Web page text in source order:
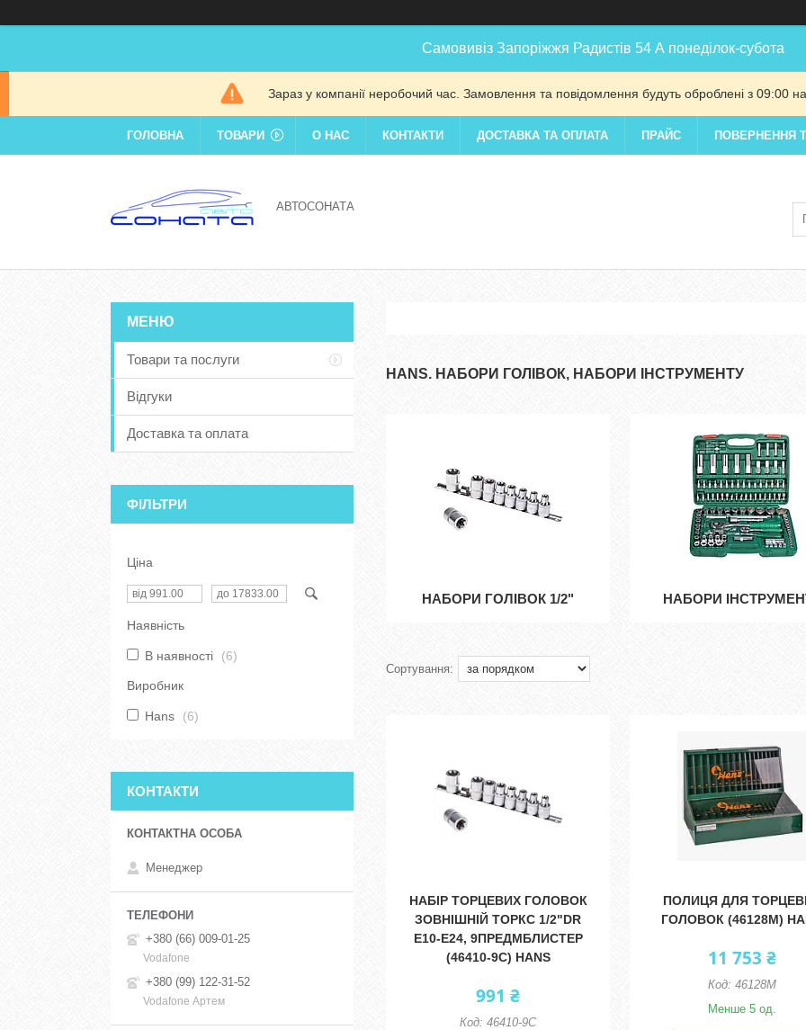
Самовивіз Запоріжжя Радистів 54 А понеділок-субота
Зараз у компанії неробочий час. Замовлення та повідомлення будуть оброблені з 09:00
ГОЛОВНА ТОВАРИ О НАС КОНТАКТИ ДОСТАВКА ТА ОПЛАТА ПРАЙС ПОВЕРНЕННЯ
АВТОСОНАТА
HANS. НАБОРИ ГОЛІВОК, НАБОРИ ІНСТРУМЕНТУ
НАБОРИ ГОЛІВОК 1/2" НАБОРИ
НАБІР ТОРЦЕВИХ ГОЛОВОК
ЗОВНІШНІЙ ТОРКС 1/2"DR
Е10-Е24, 9ПРЕДМБЛИСТЕР
(46410-9C) HANS
991 ₴
46410-9C
ПОЛИЦЯ ДЛЯ
ГОЛОВОК (46128M)
11 753 ₴
46128M
Менше 5 од.
Товари та послуги
Відгуки
Доставка та оплата
ФІЛЬТРИ
Ціна
Наявність
В наявності 6
Виробник
Hans 6
КОНТАКТИ
Менеджер
+380 (66) 009-01-25
Vodafone
+380 (99) 122-31-52
Vodafone Артем